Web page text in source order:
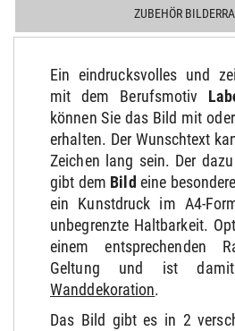
ZUBEHÖR
Ein eindrucksvolles und
mit dem Berufsmotiv
können Sie das Bild mit
erhalten. Der Wunschtext
Zeichen lang sein. Der
gibt dem Bild eine
ein Kunstdruck im A4-
unbegrenzte Haltbarkeit.
einem entsprechenden
Geltung und ist
Wanddekoration.
Das Bild gibt es in 2